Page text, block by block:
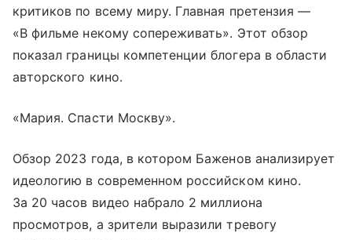
критиков по всему миру. Главная претензия —
«В фильме некому сопереживать». Этот обзор
показал границы компетенции блогера в области
авторского кино.
«Мария. Спасти Москву».
Обзор 2023 года, в котором Баженов анализирует
идеологию в современном российском кино.
За 20 часов видео набрало 2 миллиона
просмотров, а зрители выразили тревогу